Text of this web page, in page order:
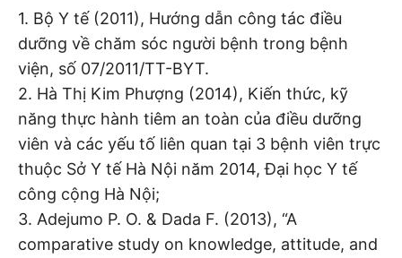
1. Bộ Y tế (2011), Hướng dẫn công tác điều
dưỡng về chăm sóc người bệnh trong bệnh
viện, số 07/2011/TT-BYT.
2. Hà Thị Kim Phượng (2014), Kiến thức, kỹ
năng thực hành tiêm an toàn của điều dưỡng
viên và các yếu tố liên quan tại 3 bệnh viên trực
thuộc Sở Y tế Hà Nội năm 2014, Đại học Y tế
công cộng Hà Nội;
3. Adejumo P. O. & Dada F. (2013), “A
comparative study on knowledge, attitude, and